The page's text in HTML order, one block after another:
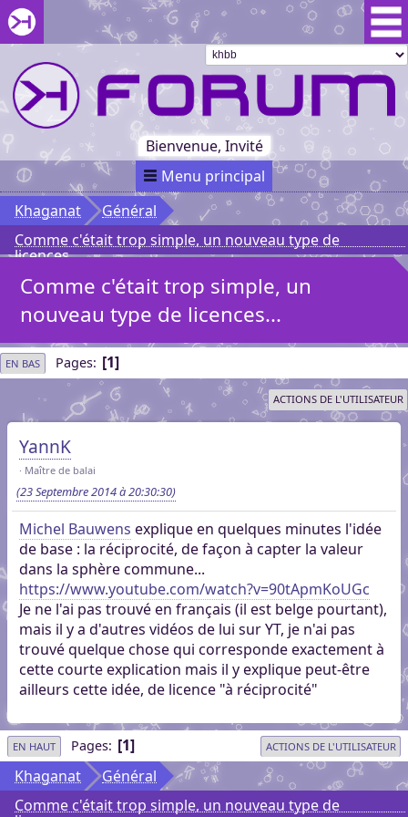
Aller au menu du forum
Aller au contenu du forum
Aller à la recherche dans le forum
Passer le
menu
Khaganat
au début
du menu
Khaganat
Bienvenue, Invité
Menu principal
Khaganat
Général
Comme c'était trop simple, un nouveau type de
licences...
Comme c'était trop simple, un
nouveau type de licences...
EN BAS Pages 1
ACTIONS DE L'UTILISATEUR
YannK
Maître de balai
(23 Septembre 2014 à 20:30:30)
Michel Bauwens explique en quelques minutes l'idée
de base : la réciprocité, de façon à capter la valeur
dans la sphère commune...
https://www.youtube.com/watch?v=90tApmKoUGc
Je ne l'ai pas trouvé en français (il est belge pourtant),
mais il y a d'autres vidéos de lui sur YT, je n'ai pas
trouvé quelque chose qui corresponde exactement à
cette courte explication mais il y explique peut-être
ailleurs cette idée, de licence "à réciprocité"
EN HAUT Pages 1 ACTIONS DE L'UTILISATEUR
Khaganat
Général
Comme c'était trop simple, un nouveau type de